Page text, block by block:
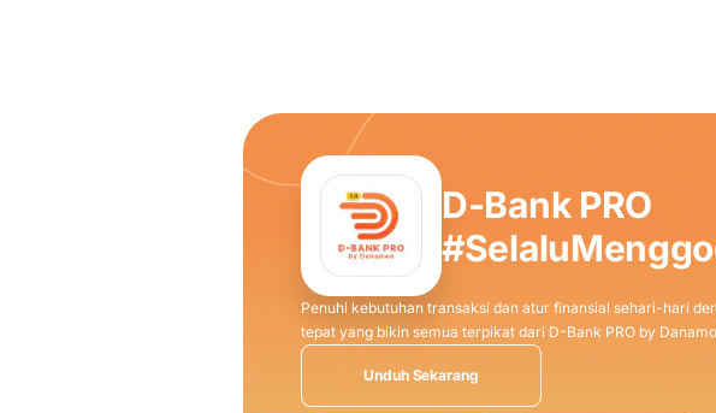
D-Bank PRO
Penuhi kebutuhan transaksi dan atur finansial sehari-hari
tepat yang bikin semua terpikat dari D-Bank PRO by
Unduh Sekarang